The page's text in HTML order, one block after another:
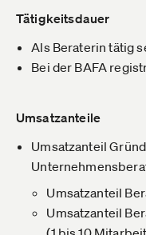
Tätigkeitsdauer
Als Beraterin tätig
Bei der BAFA
Umsatzanteile
Umsatzanteil
Umsatzanteil
Umsatzanteil